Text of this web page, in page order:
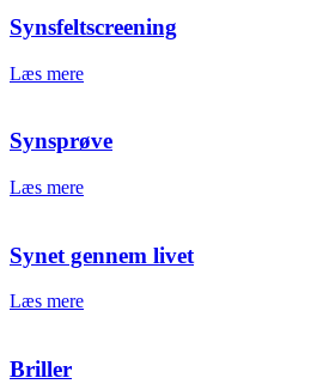
Synsfeltscreening
Læs mere
Synsprøve
Læs mere
Synet gennem livet
Læs mere
Briller